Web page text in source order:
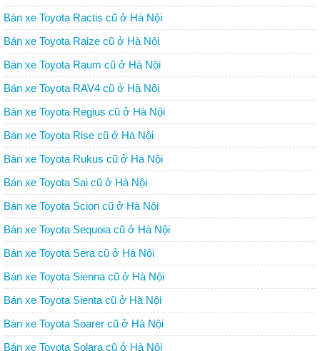
Bán xe Toyota Ractis cũ ở Hà Nội
Bán xe Toyota Raize cũ ở Hà Nội
Bán xe Toyota Raum cũ ở Hà Nội
Bán xe Toyota RAV4 cũ ở Hà Nội
Bán xe Toyota Regius cũ ở Hà Nội
Bán xe Toyota Rise cũ ở Hà Nội
Bán xe Toyota Rukus cũ ở Hà Nội
Bán xe Toyota Sai cũ ở Hà Nội
Bán xe Toyota Scion cũ ở Hà Nội
Bán xe Toyota Sequoia cũ ở Hà Nội
Bán xe Toyota Sera cũ ở Hà Nội
Bán xe Toyota Sienna cũ ở Hà Nội
Bán xe Toyota Sienta cũ ở Hà Nội
Bán xe Toyota Soarer cũ ở Hà Nội
Bán xe Toyota Solara cũ ở Hà Nội